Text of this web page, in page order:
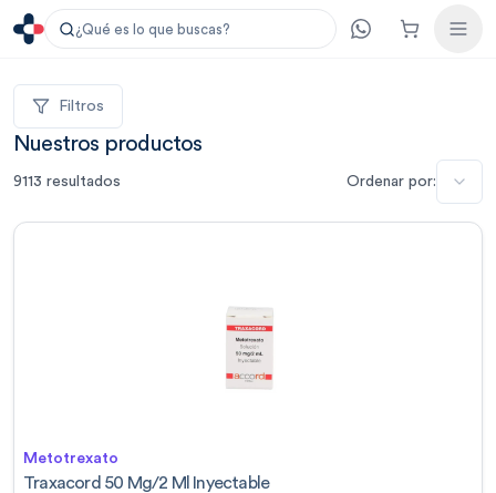
¿Qué es lo que buscas?
Filtros
Nuestros productos
9113 resultados Ordenar por:
Metotrexato
Traxacord 50 Mg/2 Ml Inyectable